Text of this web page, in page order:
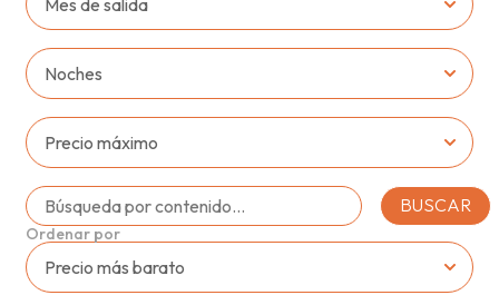
BUSCAR
Ordenar por